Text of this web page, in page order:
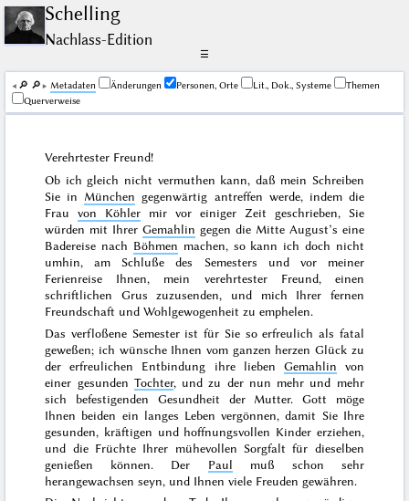
Schelling
Nachlass-Edition
☰
🔎︎ 🔎︎ Me­ta­da­ten Änderungen Personen, Orte Lit., Dok., Systeme
Themen
Querverweise
Verehrtester Freund!
Ob ich gleich nicht vermuthen kann, daß mein Schreiben
Sie in München gegenwärtig antreffen werde, indem die
Frauvon Köhler mir vor einiger Zeit geschrieben, Sie
würden mit IhrerGemahlin gegen die Mitte August’s eine
Badereise nach Böhmen machen, so kann ich doch nicht
umhin, am Schluße des Semesters und vor meiner
Ferienreise Ihnen, mein verehrtester Freund, einen
schriftlichen Grus zuzusenden, und mich Ihrer fernen
Freundschaft und Wohlgewogenheit zu emphelen.
Das verfloßene Semester ist für Sie so erfreulich als fatal
geweßen; ich wünsche Ihnen vom ganzen herzen Glück zu
der erfreulichen Entbindung ihre lieben Gemahlin von
einer gesunden Tochter, und zu der nun mehr und mehr
sich befestigenden Gesundheit der Mutter. Gott möge
Ihnen beiden ein langes Leben vergönnen, damit Sie Ihre
gesunden, kräftigen und hoffnungsvollen Kinder erziehen,
und die Früchte Ihrer mühevollen Sorgfalt für dieselben
genießen können. Der Paul muß schon sehr
herangewachsen seyn, und Ihnen viele Freuden gewähren.